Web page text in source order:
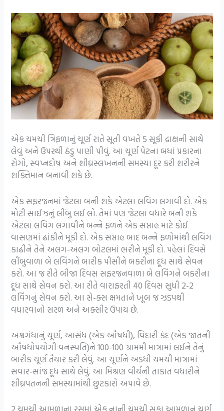
એક ચમચી ત્રિફળાનું ચૂર્ણ રાતે સૂતી વખતે 5 સૂકી દ્રાક્ષની સાથે
લેવું અને ઉપરથી ઠંડુ પાણી પીવું. આ ચૂર્ણ પેટના બધાં પ્રકારના
રોગો, સ્વપ્નદોષ અને શીઘ્રસ્લખનની સમસ્યા દૂર કરી શરીરને
શક્તિમાન બનાવી શકે છે.
એક સફરજનમાં જેટલા બની શકે એટલા લવિંગ લગાવી દો. એક
મોટી સાઈઝનું લીંબુ લઈ લો. તેમાં પણ જેટલા વધારે બની શકે
એટલા લવિંગ લગાવીને બન્ને ફળને એક સપ્તાહ માટે કોઈ
વાસણમાં ઢાંકીને મૂકી દો. એક સપ્તાહ બાદ બન્ને ફળોમાંથી લવિંગ
કાઢીને તેને અલગ-અલગ બોટલમાં ભરીને મૂકી દો. પહેલાં દિવસે
લીંબુવાળા બે લવિંગને બારીક પીસીને બકરીના દૂધ સાથે સેવન
કરો. આ જ રીતે બીજા દિવસ સફરજનવાળા બે લવિંગને બકરીના
દૂધ સાથે સેવન કરો. આ રીતે વારાફરતી 40 દિવસ સુધી 2-2
લવિંગનું સેવન કરો. આ સે-ક્સ ક્ષમતાને ખૂબ જ ઝડપથી
વધારવાનો સરળ અને અક્સીર ઉપાય છે.
અશ્વગંધાનું ચૂર્ણ, આસંધ (એક ઔષધી), વિદારી કંદ (એક જાતની
ઔષધોપયોગી વનસ્પતિ)ને 100-100 ગ્રામમી માત્રામાં લઈને તેનું
બારીક ચૂર્ણ તૈયાર કરી લેવું. આ ચૂર્ણને અડધી ચમચી માત્રામાં
સવાર-સાંજ દૂધ સાથે લેવું. આ મિશ્રણ વીર્યની તાકાત વધારીને
શીઘ્રપતનની સમસ્યામાંથી છુટકારો અપાવે છે.